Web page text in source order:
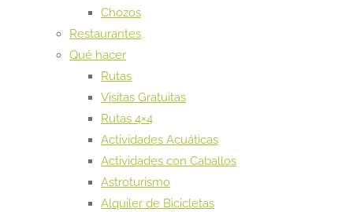
Chozos
Restaurantes
Qué hacer
Rutas
Visitas Gratuitas
Rutas 4×4
Actividades Acuáticas
Actividades con Caballos
Astroturismo
Alquiler de Bicicletas